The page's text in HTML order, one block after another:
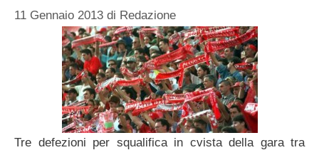
11 Gennaio 2013 di Redazione
Tre defezioni per squalifica in cvista della gara tra